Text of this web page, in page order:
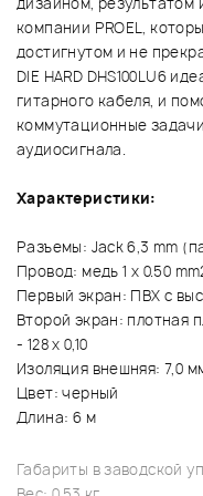
компании PROEL,
достигнутом и не
DIE HARD DHS100LU6
гитарного кабеля, и
коммутационные
аудиосигнала.
Характеристики:
Разъемы: Jack 6,3 mm
Провод: медь 1 x 0.50
Первый экран: ПВХ с
Второй экран: плотная
- 128 х 0,10
Изоляция внешняя: 7,0
Цвет: черный
Длина: 6 м
Габариты в заводской